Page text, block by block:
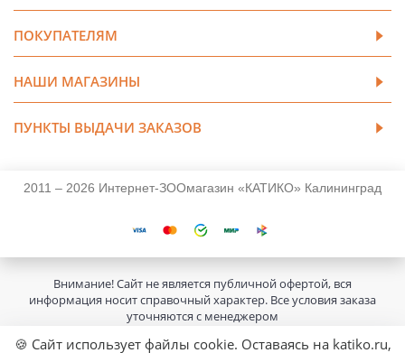
ПОКУПАТЕЛЯМ
НАШИ МАГАЗИНЫ
ПУНКТЫ ВЫДАЧИ ЗАКАЗОВ
2011 – 2026 Интернет-ЗООмагазин «КАТИКО» Калининград
🍪 Сайт использует файлы cookie. Оставаясь на katiko.ru,
Внимание! Сайт не является публичной офертой, вся
информация носит справочный характер. Все условия заказа
уточняются с менеджером